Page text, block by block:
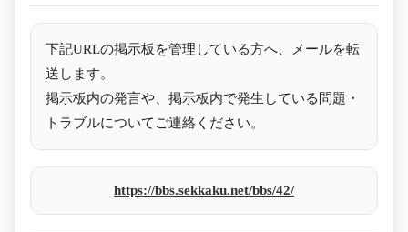
下記URLの掲示板を管理している方へ、メールを転
送します。
掲示板内の発言や、掲示板内で発生している問題・
トラブルについてご連絡ください。
https://bbs.sekkaku.net/bbs/42/